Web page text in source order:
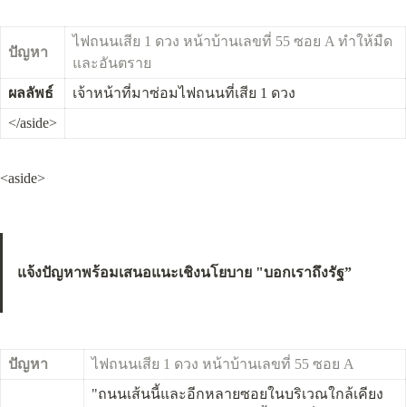
ปัญหา
ไฟถนนเสีย 1 ดวง หน้าบ้านเลขที่ 55 ซอย A ทำให้มืด
และอันตราย
ผลลัพธ์
เจ้าหน้าที่มาซ่อมไฟถนนที่เสีย 1 ดวง
</aside>
<aside>
แจ้งปัญหาพร้อมเสนอแนะเชิงนโยบาย "บอกเราถึงรัฐ”
ปัญหา ไฟถนนเสีย 1 ดวง หน้าบ้านเลขที่ 55 ซอย A
"ถนนเส้นนี้และอีกหลายซอยในบริเวณใกล้เคียง